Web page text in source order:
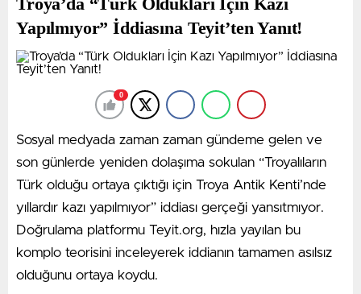
Eski Asayiş Şube Müdürü Tutuklandı
Gözaltındaki son 5 şüphelinin jandarmadaki işlemleri
tamamlanarak sağlık kontrolünün ardından Erzurum
Adliyesi’ne getirildi. Savcılıktaki ifadelerinin ardından
tutuklanma talebiyle sulh ceza hakimliğine sevk edilen
5 şüpheliden 3’ü tutuklandı. 2 şüpheli ise yurt dışına
çıkış yasağı ve adli kontrol şartıyla serbest bırakıldı.
Tutuklanan isimler arasında, dönemin Tunceli Asayiş
Şube Müdürü olan ve operasyon öncesinde Nevşehir
İl Emniyet Müdür Yardımcılığı görevini yürüten Ertuğrul
Aslan’ın da yer aldığı öğrenildi.
Soruşturma Kapsamında Toplam 28
Yapılmıyor” İddiasına Teyit’ten Yanıt!
0
Sosyal medyada zaman zaman gündeme gelen ve
son günlerde yeniden dolaşıma sokulan “Troyalıların
Türk olduğu ortaya çıktığı için Troya Antik Kenti’nde
yıllardır kazı yapılmıyor” iddiası gerçeği yansıtmıyor.
Doğrulama platformu Teyit.org, hızla yayılan bu
komplo teorisini inceleyerek iddianın tamamen asılsız
olduğunu ortaya koydu.